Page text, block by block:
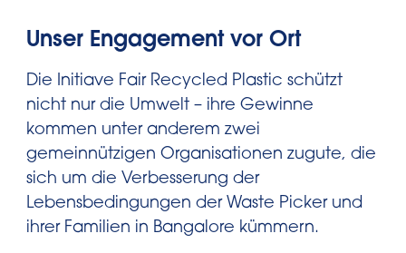
Unser Engagement vor Ort
Die Initiave Fair Recycled Plastic schützt
nicht nur die Umwelt – ihre Gewinne
kommen unter anderem zwei
gemeinnützigen Organisationen zugute, die
sich um die Verbesserung der
Lebensbedingungen der Waste Picker und
ihrer Familien in Bangalore kümmern.